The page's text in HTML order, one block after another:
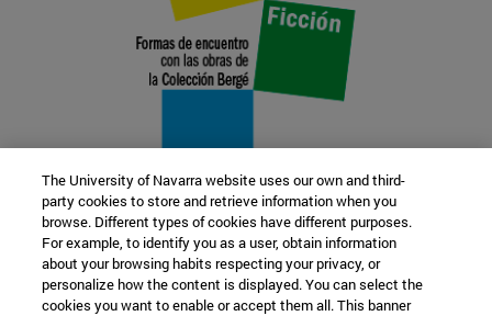
22 SEP
FUNCIÓN Y FICCIÓN. Varios artistas
The University of Navarra website uses our own and third-
party cookies to store and retrieve information when you
browse. Different types of cookies have different purposes.
For example, to identify you as a user, obtain information
about your browsing habits respecting your privacy, or
personalize how the content is displayed. You can select the
cookies you want to enable or accept them all. This banner